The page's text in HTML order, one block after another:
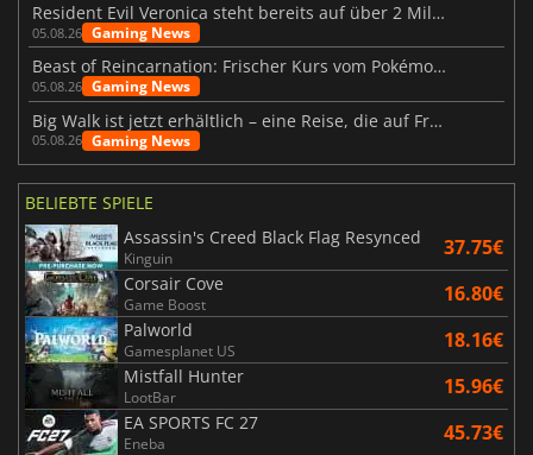
Resident Evil Veronica steht bereits auf über 2 Millionen Wunschlisten
05.08.26 Gaming News
Beast of Reincarnation: Frischer Kurs vom Pokémon-Studio
05.08.26 Gaming News
Big Walk ist jetzt erhältlich – eine Reise, die auf Freundschaft basiert
05.08.26 Gaming News
BELIEBTE SPIELE
Assassin's Creed Black Flag Resynced
Kinguin 37.75€
Corsair Cove
Game Boost 16.80€
Palworld
Gamesplanet US 18.16€
Mistfall Hunter
LootBar 15.96€
EA SPORTS FC 27
Eneba 45.73€